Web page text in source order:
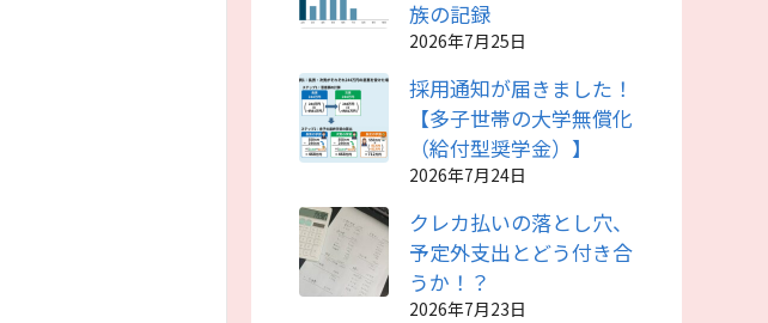
族の記録
2026年7月25日
採用通知が届きました！
【多子世帯の大学無償化
（給付型奨学金）】
2026年7月24日
クレカ払いの落とし穴、
予定外支出とどう付き合
うか！？
2026年7月23日